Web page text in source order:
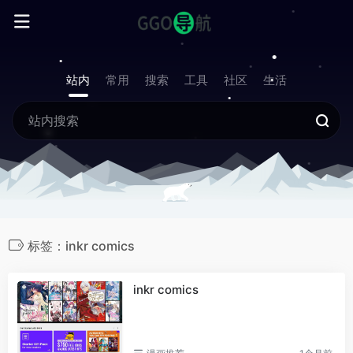
站内 常用 搜索 工具 社区 生活
标签：inkr comics
inkr comics